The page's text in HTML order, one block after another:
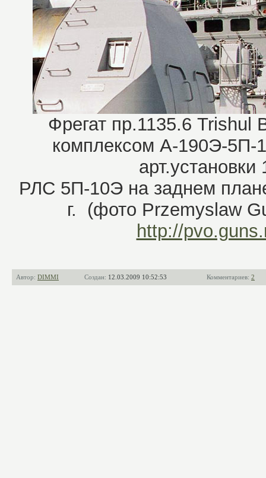
Фрегат пр.1135.6
комплексом А-190Э-5П-
арт.установки
РЛС 5П-10Э на заднем
г. (фото Przemyslaw
http://
Автор: DIMMI Создан: 12.03.2009 10:52:53 Комментариев: 2